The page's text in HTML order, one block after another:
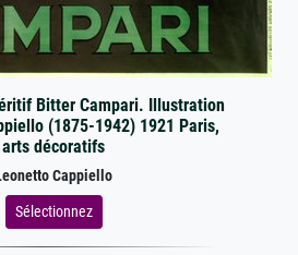
Bitter Campari. Illustration
(1875-1942) 1921 Paris,
arts décoratifs
Cappiello
Sélectionnez